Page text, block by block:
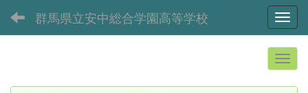
群馬県立安中総合学園高等学校